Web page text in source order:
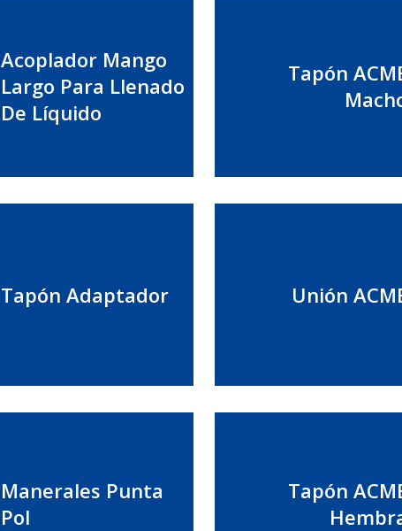
Acoplador Mango
Largo Para Llenado
De Líquido
Tapón
Tapón Adaptador Unión
Manerales Punta
Pol
Tapón